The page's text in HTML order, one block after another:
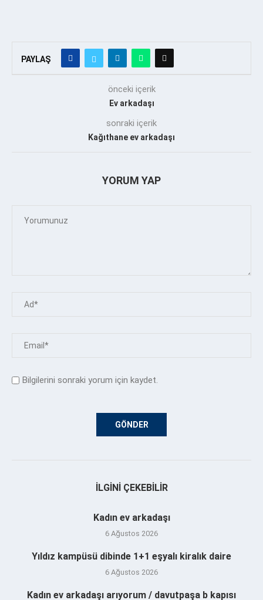
PAYLAŞ
önceki içerik
Ev arkadaşı
sonraki içerik
Kağıthane ev arkadaşı
YORUM YAP
Bilgilerini sonraki yorum için kaydet.
İLGINI ÇEKEBILIR
Kadın ev arkadaşı
6 Ağustos 2026
Yıldız kampüsü dibinde 1+1 eşyalı kiralık daire
6 Ağustos 2026
Kadın ev arkadaşı arıyorum / davutpaşa b kapısı